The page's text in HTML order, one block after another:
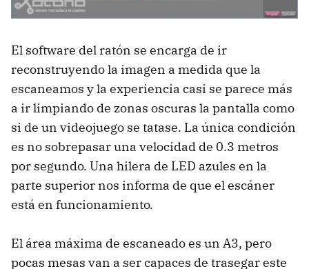
El software del ratón se encarga de ir
reconstruyendo la imagen a medida que la
escaneamos y la experiencia casi se parece más
a ir limpiando de zonas oscuras la pantalla como
si de un videojuego se tatase. La única condición
es no sobrepasar una velocidad de 0.3 metros
por segundo. Una hilera de LED azules en la
parte superior nos informa de que el escáner
está en funcionamiento.
El área máxima de escaneado es un A3, pero
pocas mesas van a ser capaces de trasegar este